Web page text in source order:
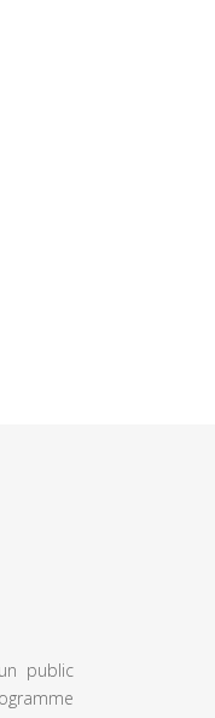
public